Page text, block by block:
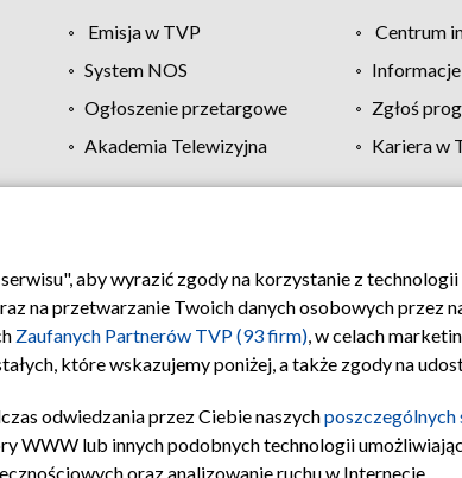
Emisja w TVP Centrum
System NOS
Ogłoszenie przetargowe Zgłoś
Akademia Telewizyjna Kariera w
Regulamin TVP Polityka prywatności
aby wyrazić zgody na korzystanie z
na przetwarzanie Twoich danych osobowych przez
Zaufanych Partnerów TVP (93 firm), w celach
które wskazujemy poniżej, a także zgody na
odwiedzania przez Ciebie naszychposzczególnych
WWW lub innych podobnych technologii
oraz analizowanie ruchu w Internecie.